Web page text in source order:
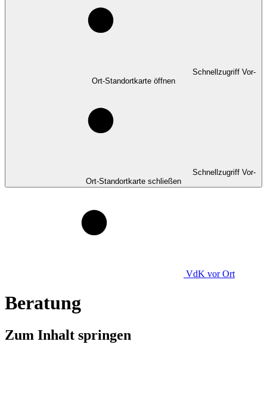
Schnellzugriff Vor-
Ort-Standortkarte öffnen
Schnellzugriff Vor-
Ort-Standortkarte schließen
VdK vor Ort
Beratung
Zum Inhalt springen